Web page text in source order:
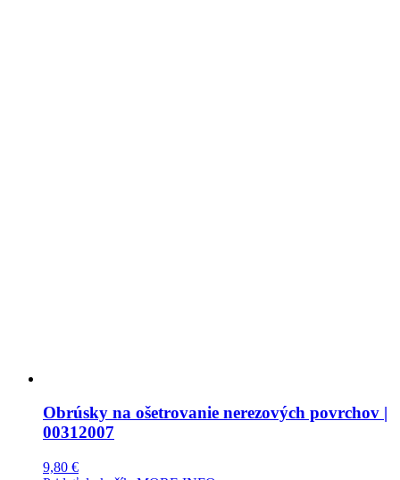
Obrúsky na ošetrovanie nerezových povrchov |
00312007
9,80 €